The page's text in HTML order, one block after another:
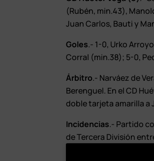
(Rubén, min.43),
Juan Carlos, Bauti y
Goles.- 1-0, Urko
Corral (min.38); 5-0,
Árbitro.- Narváez de
Berenguel. En el CD
doble tarjeta amarilla a
Incidencias.- Partido
de Tercera División